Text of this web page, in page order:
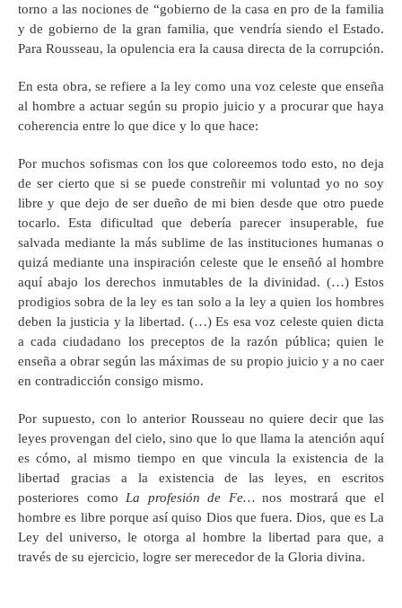
torno a las nociones de “gobierno de la casa en pro de la familia
y de gobierno de la gran familia, que vendría siendo el Estado.
Para Rousseau, la opulencia era la causa directa de la corrupción.
En esta obra, se refiere a la ley como una voz celeste que enseña
al hombre a actuar según su propio juicio y a procurar que haya
coherencia entre lo que dice y lo que hace:
Por muchos sofismas con los que coloreemos todo esto, no deja
de ser cierto que si se puede constreñir mi voluntad yo no soy
libre y que dejo de ser dueño de mi bien desde que otro puede
tocarlo. Esta dificultad que debería parecer insuperable, fue
salvada mediante la más sublime de las instituciones humanas o
quizá mediante una inspiración celeste que le enseñó al hombre
aquí abajo los derechos inmutables de la divinidad. (…) Estos
prodigios sobra de la ley es tan solo a la ley a quien los hombres
deben la justicia y la libertad. (…) Es esa voz celeste quien dicta
a cada ciudadano los preceptos de la razón pública; quien le
enseña a obrar según las máximas de su propio juicio y a no caer
en contradicción consigo mismo.
Por supuesto, con lo anterior Rousseau no quiere decir que las
leyes provengan del cielo, sino que lo que llama la atención aquí
es cómo, al mismo tiempo en que vincula la existencia de la
libertad gracias a la existencia de las leyes, en escritos
posteriores como La profesión de Fe…nos mostrará que el
hombre es libre porque así quiso Dios que fuera. Dios, que es La
Ley del universo, le otorga al hombre la libertad para que, a
través de su ejercicio, logre ser merecedor de la Gloria divina.